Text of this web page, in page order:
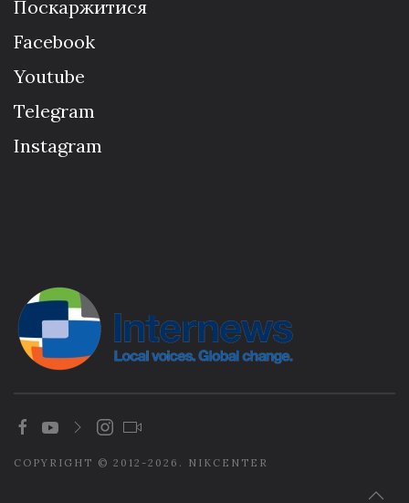
Поскаржитися
Facebook
Youtube
Telegram
Instagram
COPYRIGHT © 2012-2026. NIKCENTER